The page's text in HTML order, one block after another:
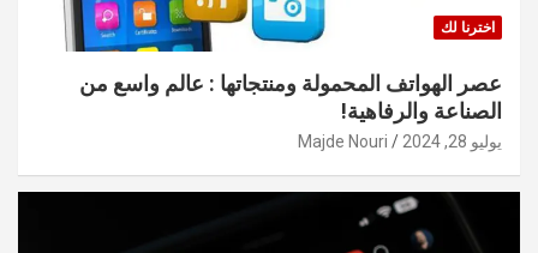
اخترنا لك
عصر الهواتف المحمولة ومنتجاتها : عالم واسع من
الصناعة والرفاهية!
يوليو 28, 2024 Majde Nouri